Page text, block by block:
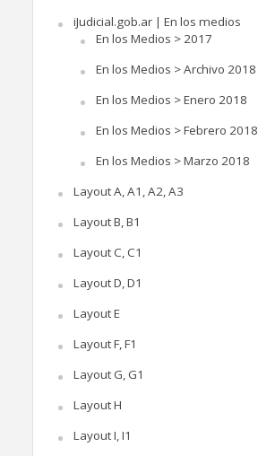
iJudicial.gob.ar | En los medios
En los Medios > 2017
En los Medios > Archivo 2018
En los Medios > Enero 2018
En los Medios > Febrero 2018
En los Medios > Marzo 2018
Layout A, A1, A2, A3
Layout B, B1
Layout C, C1
Layout D, D1
Layout E
Layout F, F1
Layout G, G1
Layout H
Layout I, I1